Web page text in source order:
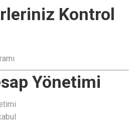
Kontrol
Yönetimi